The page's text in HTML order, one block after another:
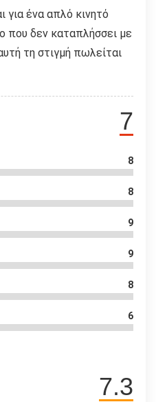
για ένα απλό κινητό
που δεν καταπλήσσει με
τη στιγμή πωλείται
7
8
8
9
9
8
6
7.3